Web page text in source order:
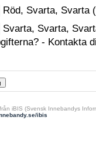
Röd, Svarta, Svarta
Svarta, Svarta,
- Kontakta
iBIS (Svensk Innebandys
ibis